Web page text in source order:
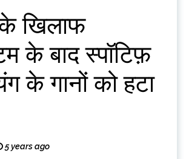
खिलाफ
के बाद स्पॉटिफ़
के गानों को हटा
5 years ago